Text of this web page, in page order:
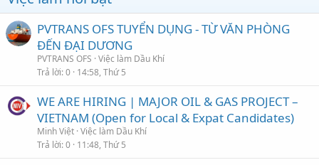
PVTRANS OFS TUYỂN DỤNG - TỪ VĂN PHÒNG
ĐẾN ĐẠI DƯƠNG
PVTRANS OFS Việc làm Dầu Khí
Trả lời 0 14:58, Thứ 5
WE ARE HIRING | MAJOR OIL & GAS PROJECT –
VIETNAM (Open for Local & Expat Candidates)
Minh Việt Việc làm Dầu Khí
Trả lời 0 11:48, Thứ 5